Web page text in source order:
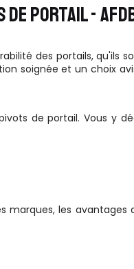
DE PORTAIL -
des portails, qu'ils
soignée et un choix
de portail. Vous y
marques, les